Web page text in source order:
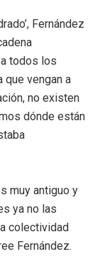
Fernández
todos los
que vengan a
no existen
dónde están
muy antiguo y
ya no las
colectividad
Fernández.